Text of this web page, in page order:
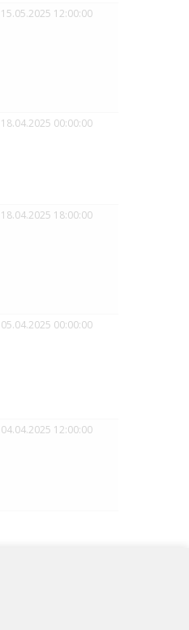
15.05.2025 12:00:00
18.04.2025 00:00:00
18.04.2025 18:00:00
05.04.2025 00:00:00
04.04.2025 12:00:00